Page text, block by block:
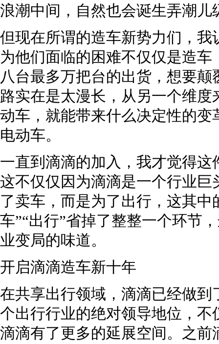
浪潮中间，自然也会诞生弄潮儿
但现在所谓的造车新势力们，
为他们面临的困难不仅仅是造
八台最多万把台的出货，想要
路实在是太漫长，从另一个维
动车，就能带来什么决定性的
电动车。
一直到滴滴的加入，我才觉得
这不仅仅因为滴滴是一个行业
了卖车，而是为了出行，这其中
车”“出行”省掉了整整一个环节
业变局的味道。
开启滴滴造车新十年
在共享出行领域，滴滴已经做
个出行行业的绝对领导地位，
滴滴有了更多的延展空间。之